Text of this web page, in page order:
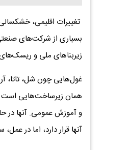
تغییرات اقلیمی،
بسیاری از شرکت‌های
زیربناهای ملی و
غول‌هایی چون شل، تاتا،
همان زیرساخت‌هایی است
و آموزش عمومی. آنها در
آنها قرار دارد، اما در